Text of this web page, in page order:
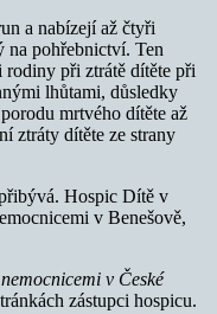
a nabízejí až čtyři
na pohřebnictví. Ten
rodiny při ztrátě dítěte při
lhůtami, důsledky
mrtvého dítěte až
ztráty dítěte ze strany
Hospic Dítě v
v Benešově,
v České
zástupci hospicu.